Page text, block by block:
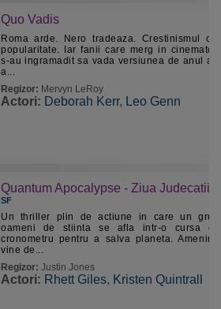
Quo Vadis
Roma arde. Nero tradeaza. Crestinismul
popularitate. Iar fanii care merg in
s-au ingramadit sa vada versiunea de anul
a...
Regizor: Mervyn LeRoy
Actori: Deborah Kerr, Leo Genn
Quantum Apocalypse - Ziua Judecatii
SF
Un thriller plin de actiune in care un
oameni de stiinta se afla intr-o cursa
cronometru pentru a salva planeta.
vine de...
Regizor: Justin Jones
Actori: Rhett Giles, Kristen Quintrall